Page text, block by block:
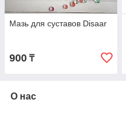
Мазь для суставов Disaar
900 ₸
О нас